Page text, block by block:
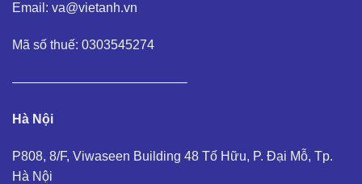
Email: va@vietanh.vn
Mã số thuế: 0303545274
—————————————–
Hà Nội
P808, 8/F, Viwaseen Building 48 Tố Hữu, P. Đại Mỗ, Tp.
Hà Nội